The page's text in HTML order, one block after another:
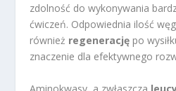
zdolność do wykonywania
ćwiczeń. Odpowiednia ilość
również regenerację po
znaczenie dla efektywnego
Aminokwasy, a zwłaszcza